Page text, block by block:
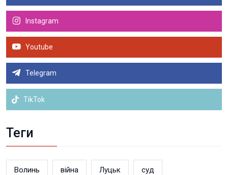
Instagram
Youtube
Telegram
TikTok
Теги
Волинь війна Луцьк суд